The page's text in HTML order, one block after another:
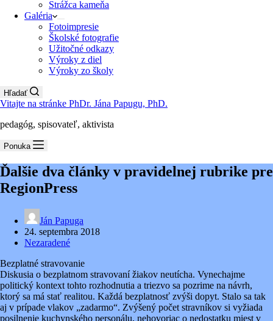
Strážca kameňa
Galéria
Fotoimpresie
Školské fotografie
Užitočné odkazy
Výroky z diel
Výroky zo školy
Hľadať
Vitajte na stránke PhDr. Jána Papugu, PhD.
pedagóg, spisovateľ, aktivista
Ponuka
Ďalšie dva články v pravidelnej rubrike pre
RegionPress
Ján Papuga
24. septembra 2018
Nezaradené
Bezplatné stravovanie
Diskusia o bezplatnom stravovaní žiakov neutícha. Vynechajme
politický kontext tohto rozhodnutia a triezvo sa pozrime na návrh,
ktorý sa má stať realitou. Každá bezplatnosť zvýši dopyt. Stalo sa tak
aj v prípade vlakov „zadarmo“. Zvýšený počet stravníkov si vyžiada
posilnenie kuchynského personálu, nehovoriac o nedostatku miest v